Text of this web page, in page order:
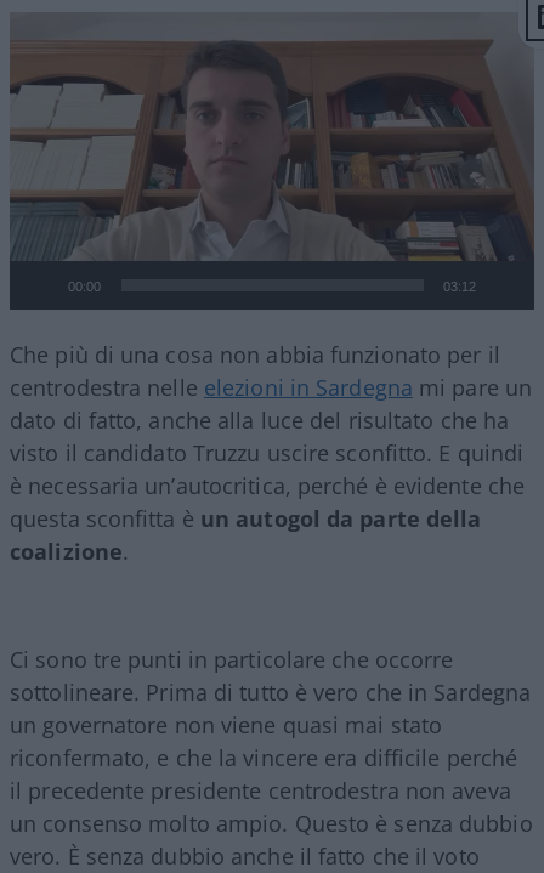
00:00 03:12
Che più di una cosa non abbia funzionato per il
centrodestra nelle elezioni in Sardegna mi pare un
dato di fatto, anche alla luce del risultato che ha
visto il candidato Truzzu uscire sconfitto. E quindi
è necessaria un’autocritica, perché è evidente che
questa sconfitta è un autogol da parte della
coalizione.
Ci sono tre punti in particolare che occorre
sottolineare. Prima di tutto è vero che in Sardegna
un governatore non viene quasi mai stato
riconfermato, e che la vincere era difficile perché
il precedente presidente centrodestra non aveva
un consenso molto ampio. Questo è senza dubbio
vero. È senza dubbio anche il fatto che il voto